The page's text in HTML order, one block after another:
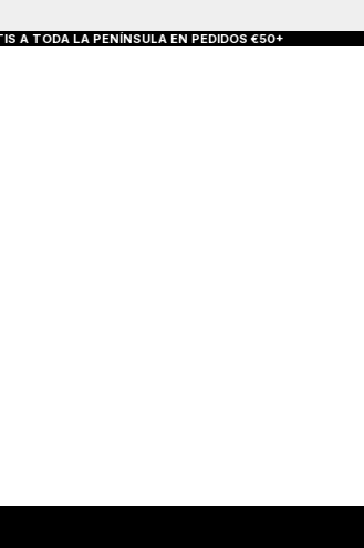
PENÍNSULA EN PEDIDOS €50+